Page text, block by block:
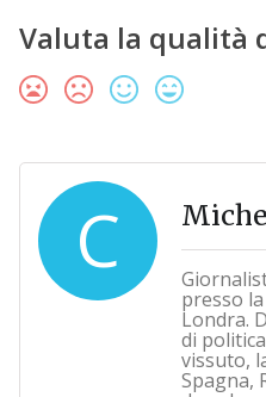
Valuta la qualità
C
presso
Londra.
di
vissuto,
Spagna,